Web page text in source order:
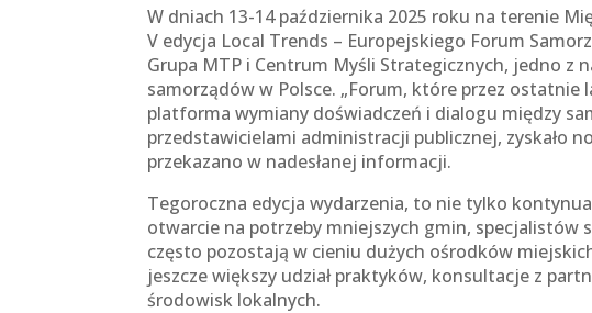
W dniach 13-14 października 2025 roku na terenie
V edycja Local Trends – Europejskiego Forum
Grupa MTP i Centrum Myśli Strategicznych, jedno z
samorządów w Polsce. „Forum, które przez
platforma wymiany doświadczeń i dialogu między
przedstawicielami administracji publicznej, zyskało
przekazano w nadesłanej informacji.
Tegoroczna edycja wydarzenia, to nie tylko
otwarcie na potrzeby mniejszych gmin, specjalistów
często pozostają w cieniu dużych ośrodków
jeszcze większy udział praktyków, konsultacje z
środowisk lokalnych.